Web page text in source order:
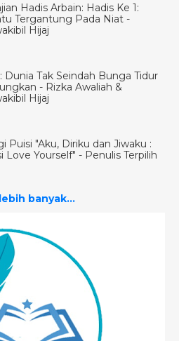
Hadis Arbain: Hadis Ke 1:
Tergantung Pada Niat -
Hijaj
Dunia Tak Seindah Bunga Tidur
- Rizka Awaliah &
Hijaj
Puisi "Aku, Diriku dan Jiwaku :
Love Yourself" - Penulis Terpilih
banyak...